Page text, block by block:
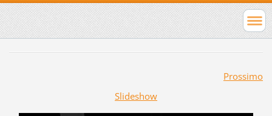
Prossimo
Slideshow